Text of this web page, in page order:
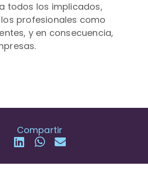
todos los implicados,
profesionales como
y en consecuencia,
Compartir